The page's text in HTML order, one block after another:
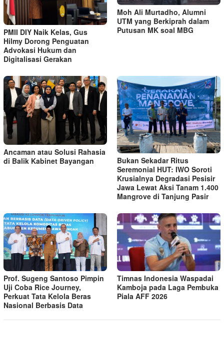
PMII DIY Naik Kelas, Gus
Hilmy Dorong Penguatan
Advokasi Hukum dan
Digitalisasi Gerakan
Moh Ali Murtadho, Alumni
UTM yang Berkiprah dalam
Putusan MK soal MBG
Ancaman atau Solusi Rahasia
di Balik Kabinet Bayangan
Bukan Sekadar Ritus
Seremonial HUT: IWO Soroti
Krusialnya Degradasi Pesisir
Jawa Lewat Aksi Tanam 1.400
Mangrove di Tanjung Pasir
Prof. Sugeng Santoso Pimpin
Uji Coba Rice Journey,
Perkuat Tata Kelola Beras
Nasional Berbasis Data
Timnas Indonesia Waspadai
Kamboja pada Laga Pembuka
Piala AFF 2026